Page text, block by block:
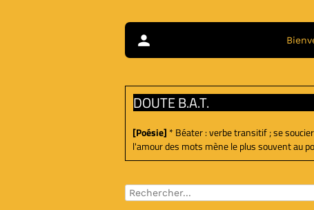
person
DOUTE B.A.T.
[Poésie] * Béater : verbe transitif ; se
l'amour des mots mène le plus souvent au